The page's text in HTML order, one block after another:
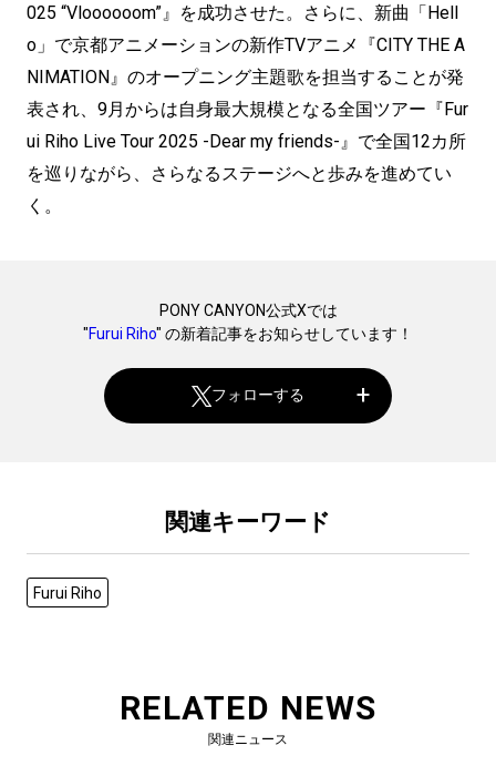
025 “Vloooooom”』を成功させた。さらに、新曲「Hell
o」で京都アニメーションの新作TVアニメ『CITY THE A
NIMATION』のオープニング主題歌を担当することが発
表され、9月からは自身最大規模となる全国ツアー『Fur
ui Riho Live Tour 2025 -Dear my friends-』で全国12カ所
を巡りながら、さらなるステージへと歩みを進めてい
く。
PONY CANYON公式Xでは
"Furui Riho" の新着記事をお知らせしています！
フォローする
関連キーワード
Furui Riho
RELATED NEWS
関連ニュース